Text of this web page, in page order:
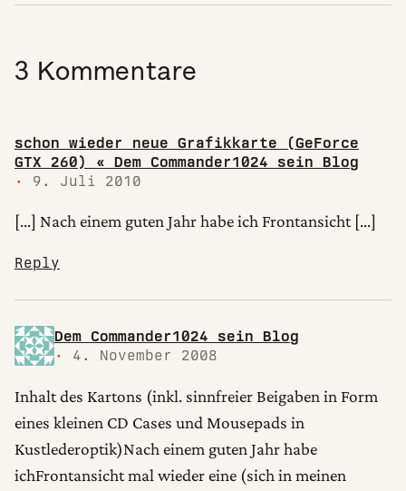
3 Kommentare
schon wieder neue Grafikkarte (GeForce
GTX 260) « Dem Commander1024 sein Blog
9. Juli 2010
[…] Nach einem guten Jahr habe ich Frontansicht […]
Reply
Dem Commander1024 sein Blog
4. November 2008
Inhalt des Kartons (inkl. sinnfreier Beigaben in Form
eines kleinen CD Cases und Mousepads in
Kustlederoptik)Nach einem guten Jahr habe
ichFrontansicht mal wieder eine (sich in meinen